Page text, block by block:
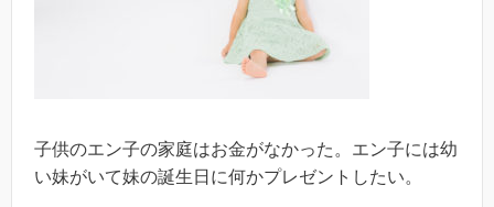
子供のエン子の家庭はお金がなかった。エン子には幼
い妹がいて妹の誕生日に何かプレゼントしたい。